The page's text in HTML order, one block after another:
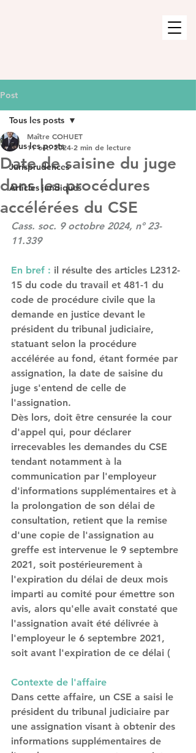
Post
Tous les posts
Jurisprudences
Articles juridiques
Tous les posts
Date de saisine du juge
dans les procédures
accélérées du CSE
Maître COHUET
11 oct. 2024 2 min de lecture
Cass. soc. 9 octobre 2024, n° 23-
11.339
En bref : il résulte des articles L2312-
15 du code du travail et 481-1 du
code de procédure civile que la
demande en justice devant le
président du tribunal judiciaire,
statuant selon la procédure
accélérée au fond, étant formée par
assignation, la date de saisine du
juge s'entend de celle de
l'assignation.
Dès lors, doit être censurée la cour
d'appel qui, pour déclarer
irrecevables les demandes du CSE
tendant notamment à la
communication par l'employeur
d'informations supplémentaires et à
la prolongation de son délai de
consultation, retient que la remise
d'une copie de l'assignation au
greffe est intervenue le 9 septembre
2021, soit postérieurement à
l'expiration du délai de deux mois
imparti au comité pour émettre son
avis, alors qu'elle avait constaté que
l'assignation avait été délivrée à
l'employeur le 6 septembre 2021,
soit avant l'expiration de ce délai (
Contexte de l'affaire
Dans cette affaire, un CSE a saisi le
président du tribunal judiciaire par
une assignation visant à obtenir des
informations supplémentaires de